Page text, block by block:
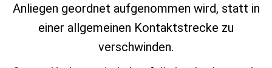
Anliegen geordnet aufgenommen wird, statt in
einer allgemeinen Kontaktstrecke zu
verschwinden.